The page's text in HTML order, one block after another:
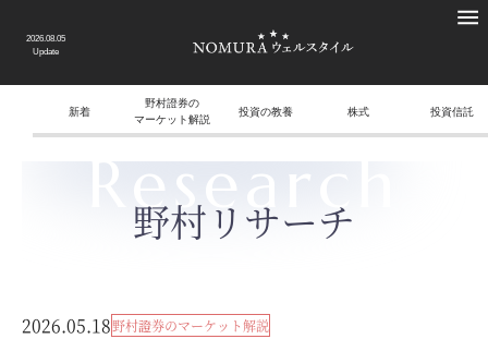
2026.08.05
Update
新着
野村證券の
マーケット解説
投資の教養 株式 投資信託
Research
野村リサーチ
2026.05.18野村證券のマーケット解説